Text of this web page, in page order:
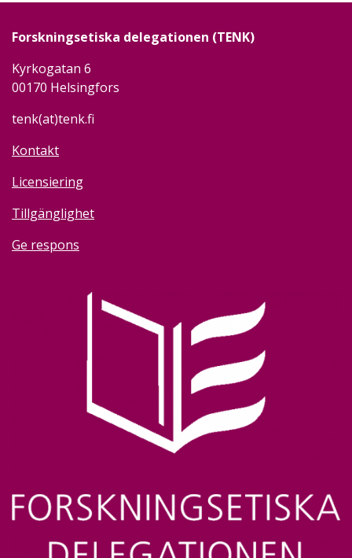
Forskningsetiska delegationen (TENK)
Kyrkogatan 6
00170 Helsingfors
tenk(at)tenk.fi
Kontakt
Licensiering
Tillgänglighet
Ge respons